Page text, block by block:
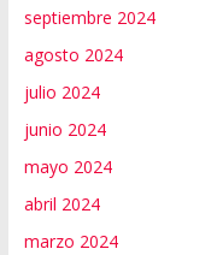
septiembre 2024
agosto 2024
julio 2024
junio 2024
mayo 2024
abril 2024
marzo 2024